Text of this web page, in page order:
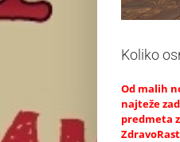
Koliko
Od malih
najteže
predmeta